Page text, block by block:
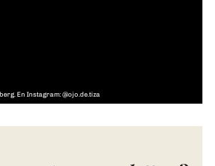
En Instagram: @ojo.de.tiza